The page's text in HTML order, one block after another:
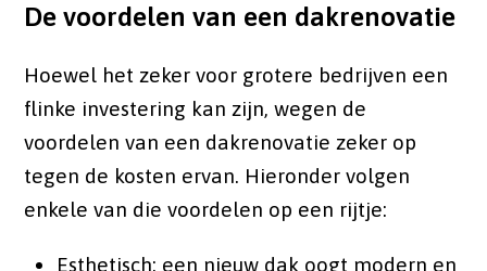
De voordelen van een dakrenovatie
Hoewel het zeker voor grotere bedrijven een
flinke investering kan zijn, wegen de
voordelen van een dakrenovatie zeker op
tegen de kosten ervan. Hieronder volgen
enkele van die voordelen op een rijtje:
Esthetisch: een nieuw dak oogt modern en